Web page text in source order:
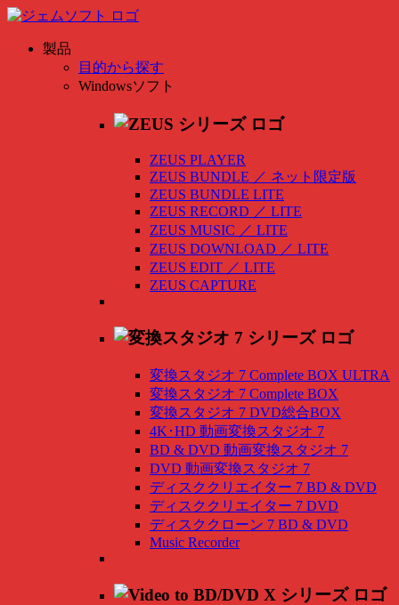
製品
目的から探す
Windowsソフト
ZEUS PLAYER
ZEUS BUNDLE ／ ネット限定版
ZEUS BUNDLE LITE
ZEUS RECORD ／ LITE
ZEUS MUSIC ／ LITE
ZEUS DOWNLOAD ／ LITE
ZEUS EDIT ／ LITE
ZEUS CAPTURE
変換スタジオ 7 Complete BOX ULTRA
変換スタジオ 7 Complete BOX
変換スタジオ 7 DVD総合BOX
4K･HD 動画変換スタジオ 7
BD & DVD 動画変換スタジオ 7
DVD 動画変換スタジオ 7
ディスククリエイター 7 BD & DVD
ディスククリエイター 7 DVD
ディスククローン 7 BD & DVD
Music Recorder